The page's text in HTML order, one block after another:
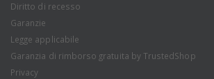
Diritto di recesso
Garanzie
Legge applicabile
Garanzia di rimborso gratuita by TrustedShop
Privacy